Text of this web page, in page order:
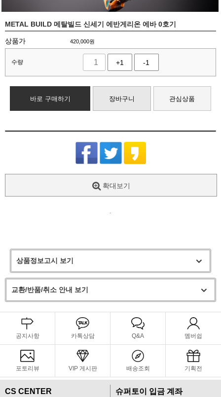
METAL BUILD 메탈빌드 신세기 에반게리온 에바 0호기
상품가 420,000원
수량 +1 -1
바로 구매하기 장바구니 관심상품
확대보기
상품정보고시 보기
교환/반품/취소 안내 보기
공지사항 카톡상담 Q&A 멤버쉽
포토리뷰 VIP 게시판 배송조회 기획전
CS CENTER 슈퍼토이 입금 계좌